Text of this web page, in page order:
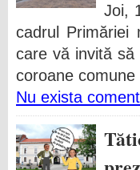
Joi,
cadrul Primăriei
care vă invită
coroane
Nu exista